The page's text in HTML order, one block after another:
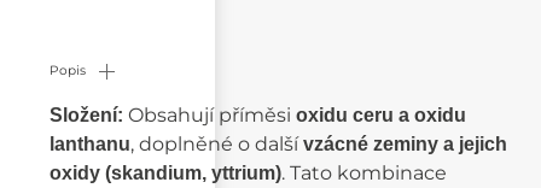
Popis
Složení: Obsahují příměsioxidu ceru a oxidu
lanthanu, doplněné o dalšívzácné zeminy a jejich
oxidy (skandium, yttrium). Tato kombinace